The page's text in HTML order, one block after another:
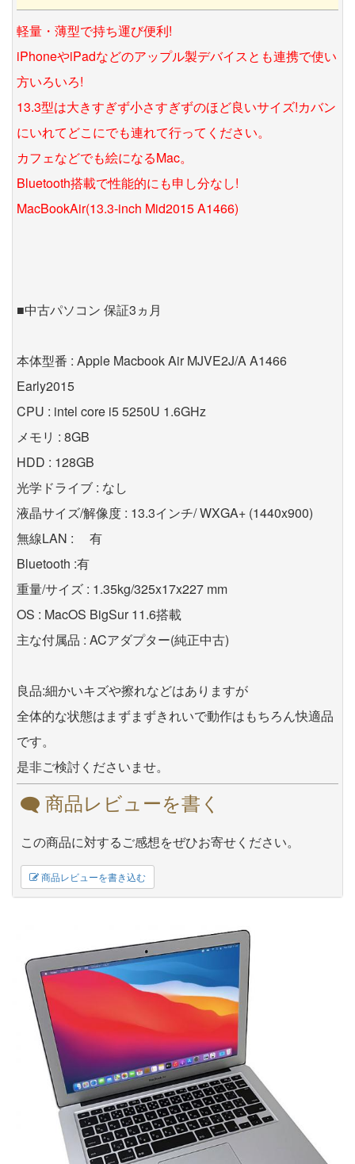
軽量・薄型で持ち運び便利!
iPhoneやiPadなどのアップル製デバイスとも連携で使い
方いろいろ!
13.3型は大きすぎず小さすぎずのほど良いサイズ!カバン
にいれてどこにでも連れて行ってください。
カフェなどでも絵になるMac。
Bluetooth搭載で性能的にも申し分なし!
MacBookAir(13.3-inch Mid2015 A1466)
■中古パソコン 保証3ヵ月
本体型番 : Apple Macbook Air MJVE2J/A A1466
Early2015
CPU : intel core i5 5250U 1.6GHz
メモリ : 8GB
HDD : 128GB
光学ドライブ : なし
液晶サイズ/解像度 : 13.3インチ/ WXGA+ (1440x900)
無線LAN : 有
Bluetooth :有
重量/サイズ : 1.35kg/325x17x227 mm
OS : MacOS BigSur 11.6搭載
主な付属品 : ACアダプター(純正中古)
良品:細かいキズや擦れなどはありますが
全体的な状態はまずまずきれいで動作はもちろん快適品
です。
是非ご検討くださいませ。
商品レビューを書く
この商品に対するご感想をぜひお寄せください。
商品レビューを書き込む